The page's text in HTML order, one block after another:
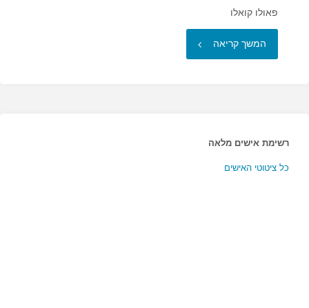
פאולו קואלו
המשך קריאה "בהתחשב
רשימת אישים מלאה
כל ציטוטי האישים